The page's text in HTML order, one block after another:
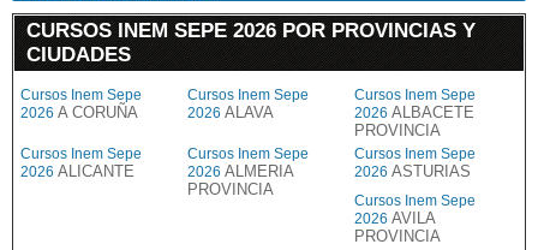
CURSOS INEM SEPE 2026 POR PROVINCIAS Y
CIUDADES
Cursos Inem Sepe
2026 A CORUÑA
Cursos Inem Sepe
2026 ALAVA
Cursos Inem Sepe
2026 ALBACETE
PROVINCIA
Cursos Inem Sepe
2026 ALICANTE
Cursos Inem Sepe
2026 ALMERIA
PROVINCIA
Cursos Inem Sepe
2026 ASTURIAS
Cursos Inem Sepe
2026 AVILA
PROVINCIA